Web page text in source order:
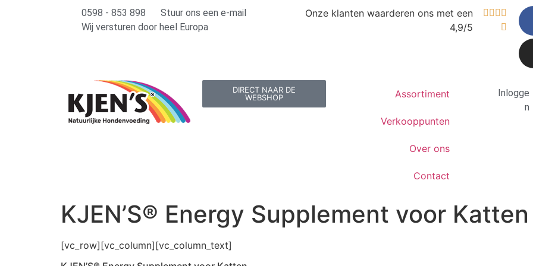
0598 - 853 898
Stuur ons een e-mail
Wij versturen door heel Europa
Onze klanten waarderen ons met een
4,9/5
   

DIRECT NAAR DE
WEBSHOP
Assortiment
Verkooppunten
Over ons
Contact
Inlogge
n
KJEN’S® Energy Supplement voor Katten
[vc_row][vc_column][vc_column_text]